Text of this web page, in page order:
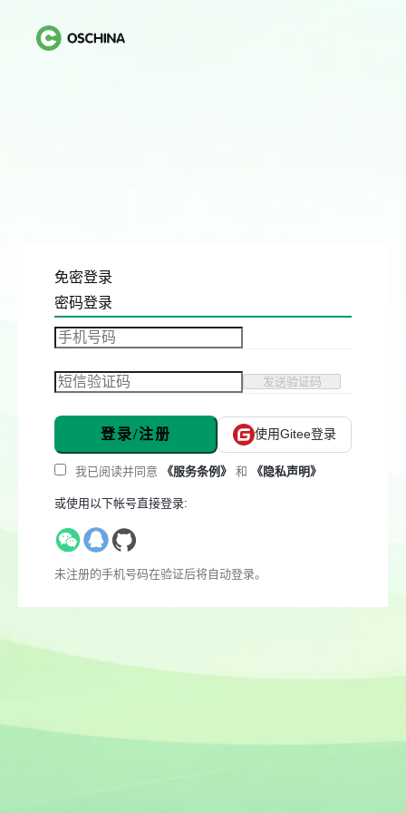
免密登录
密码登录
发送验证码
登录/注册 使用Gitee登录
我已阅读并同意 《服务条例》 和 《隐私声明》
或使用以下帐号直接登录:
未注册的手机号码在验证后将自动登录。